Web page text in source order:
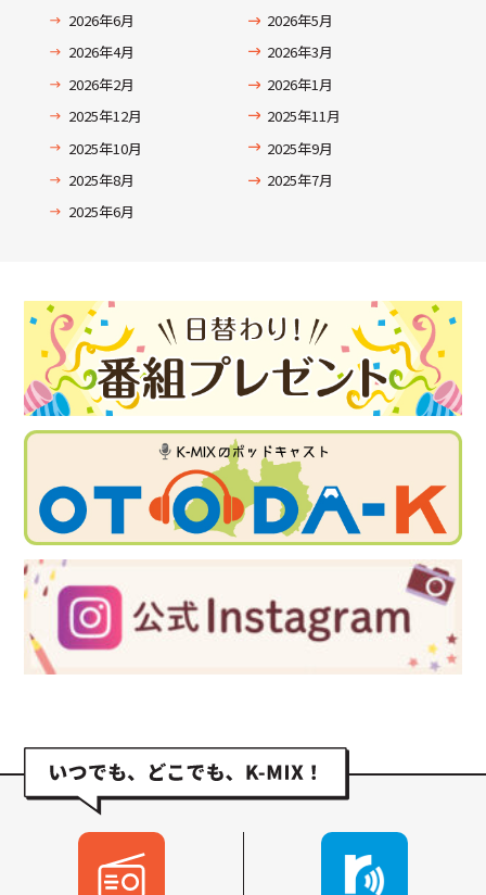
2026年6月
2026年5月
2026年4月
2026年3月
2026年2月
2026年1月
2025年12月
2025年11月
2025年10月
2025年9月
2025年8月
2025年7月
2025年6月